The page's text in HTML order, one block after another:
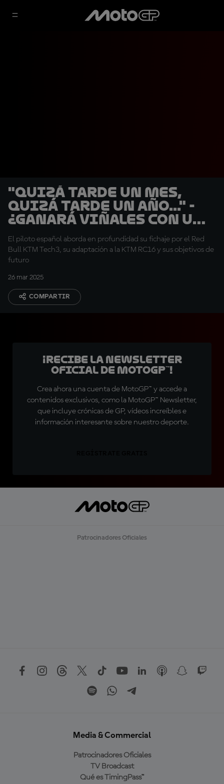
"Quizá tarde un mes,
quizá tarde un año..." -
¿Ganará Viñales con un
cuarto fabricante?
El piloto español aborda en profundidad su fichaje por el Red
Bull KTM Tech3, su adaptación a la KTM RC16 y sus objetivos de
futuro
26 mar 2025
COMPARTIR
¡Recibe la Newsletter
oficial de MotoGP™!
Crea ahora una cuenta de MotoGP™ y accede a
contenidos exclusivos, como la MotoGP™ Newsletter,
que incluye crónicas de GP, vídeos increíbles e
información interesante sobre nuestro deporte.
Patrocinadores Oficiales
Media & Commercial
Patrocinadores Oficiales
TV Broadcast
Qué es TimingPass™